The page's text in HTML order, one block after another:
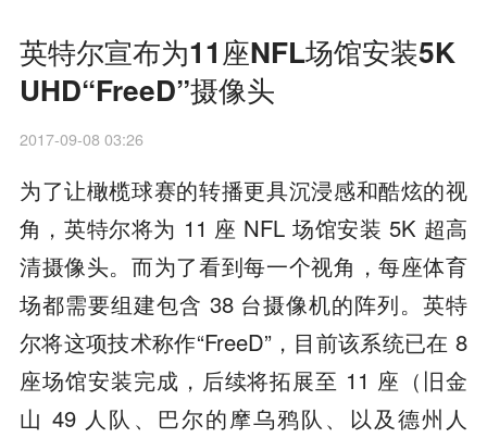
英特尔宣布为11座NFL场馆安装5K
UHD“FreeD”摄像头
2017-09-08 03:26
为了让橄榄球赛的转播更具沉浸感和酷炫的视
角，英特尔将为 11 座 NFL 场馆安装 5K 超高
清摄像头。而为了看到每一个视角，每座体育
场都需要组建包含 38 台摄像机的阵列。英特
尔将这项技术称作“FreeD”，目前该系统已在 8
座场馆安装完成，后续将拓展至 11 座（旧金
山 49 人队、巴尔的摩乌鸦队、以及德州人